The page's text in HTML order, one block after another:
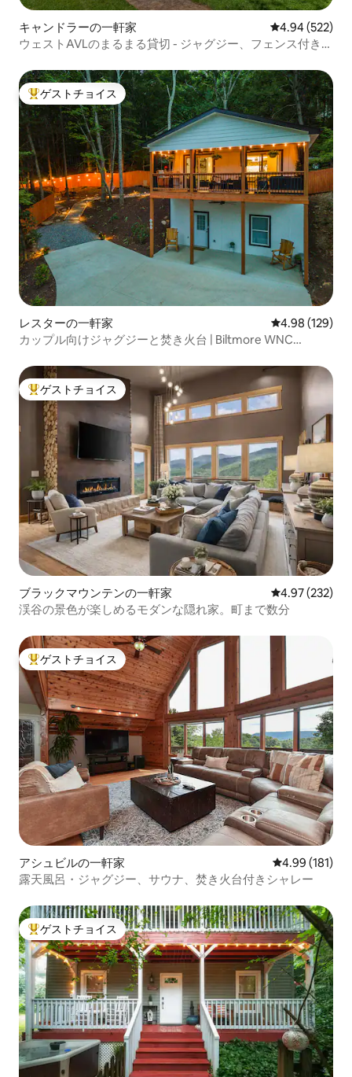
キャンドラーの一軒家 レビュー522
4.94 (522)
ウェストAVLのまるまる貸切 - ジャグジー、フェンス付き
大好評のゲストチョイスです。
ゲストチョイス
レスターの一軒家 レビュー129
4.98 (129)
カップル向けジャグジーと焚き火台 | Biltmore WNC
大好評のゲストチョイスです。
ゲストチョイス
ブラックマウンテンの一軒家 レビュー232
4.97 (232)
渓谷の景色が楽しめるモダンな隠れ家。町まで数分
大好評のゲストチョイスです。
ゲストチョイス
アシュビルの一軒家 レビュー181
4.99 (181)
露天風呂・ジャグジー、サウナ、焚き火台付きシャレー
大好評のゲストチョイスです。
ゲストチョイス